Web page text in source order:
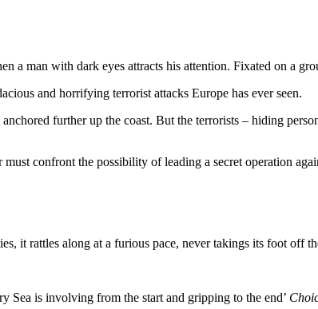
a man with dark eyes attracts his attention. Fixated on a
and horrifying terrorist attacks Europe has ever seen.
further up the coast. But the terrorists – hiding
confront the possibility of leading a secret operation
it rattles along at a furious pace, never takings its foot off
Sea is involving from the start and gripping to the end’